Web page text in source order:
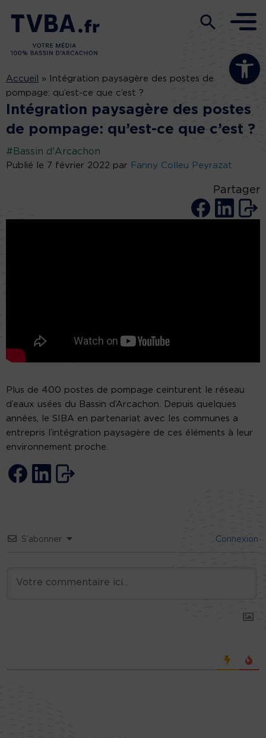
Ouvrir la
Accueil »
Intégration paysagère des postes de
pompage: qu’est-ce que c’est ?
Intégration paysagère des postes
de pompage: qu’est-ce que c’est ?
#Bassin d'Arcachon
Publié le 7 février 2022 par Fanny Colleu Peyrazat
Partager
Plus de 400 postes de pompage ceinturent le réseau
d’eaux usées du Bassin d’Arcachon. Depuis quelques
années, le SIBA en partenariat avec les communes a
entrepris l’intégration paysagère de ces éléments à leur
environnement proche.
S’abonner Connexion